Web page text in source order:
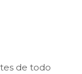
de todo